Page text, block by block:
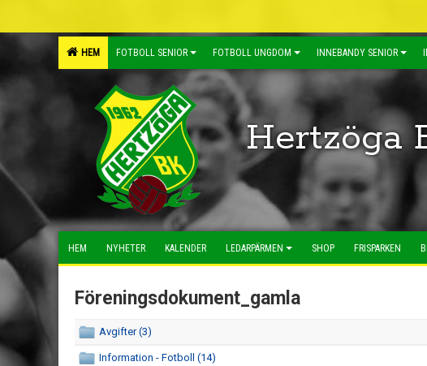
HEM FOTBOLL SENIOR FOTBOLL UNGDOM INNEBANDY SENIOR
Hertzöga
HEM NYHETER KALENDER LEDARPÄRMEN SHOP FRISPARKEN
Föreningsdokument_gamla
Avgifter (3)
Information - Fotboll (14)